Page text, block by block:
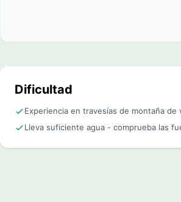
Dificultad
Experiencia en travesías de montaña de
Lleva suficiente agua - comprueba las